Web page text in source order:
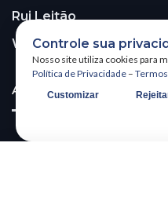
Rui Leitão
Walter Santos
ASSINE A NOSSA
Controle sua
Nosso site utiliza cookies para
Política de Privacidade –
Customizar